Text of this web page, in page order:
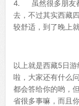
4. 虽然很多朋友
去，不过其实西藏
较舒适，到了晚上
以上就是西藏5日
啦，大家还有什么
都会答给你的哟，
省很多事嘛，而且